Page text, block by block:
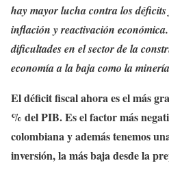
hay mayor lucha contra los
inflación y reactivación
dificultades en el sector de la
economía a la baja como la
El déficit fiscal ahora es el más
% del PIB. Es el factor más
colombiana y además tenemos
inversión, la más baja desde la